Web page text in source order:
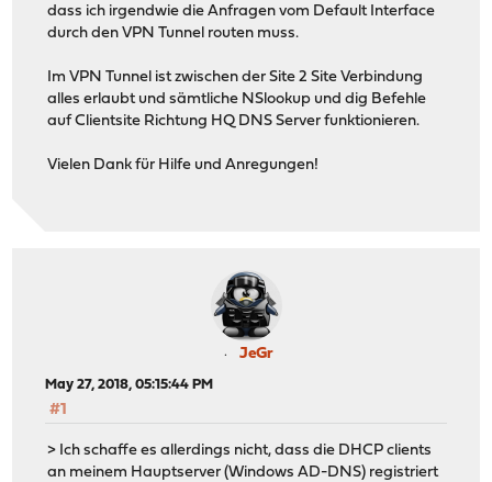
dass ich irgendwie die Anfragen vom Default Interface
durch den VPN Tunnel routen muss.
Im VPN Tunnel ist zwischen der Site 2 Site Verbindung
alles erlaubt und sämtliche NSlookup und dig Befehle
auf Clientsite Richtung HQ DNS Server funktionieren.
Vielen Dank für Hilfe und Anregungen!
JeGr
May 27, 2018, 05:15:44 PM
#1
> Ich schaffe es allerdings nicht, dass die DHCP clients
an meinem Hauptserver (Windows AD-DNS) registriert